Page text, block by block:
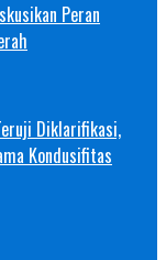
Peran
Diklarifikasi,
Kondusifitas